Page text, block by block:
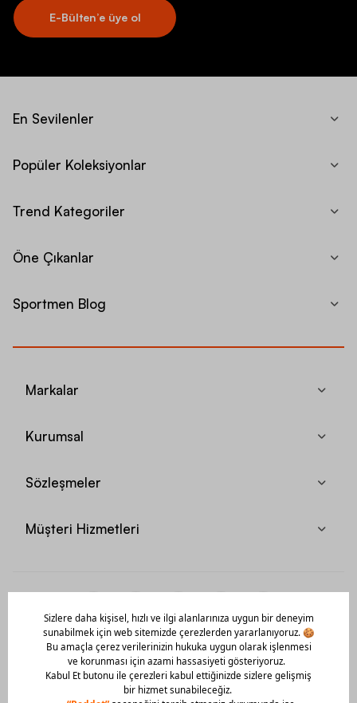
E-Bülten’e üye ol
En Sevilenler
Popüler Koleksiyonlar
Trend Kategoriler
Öne Çıkanlar
Sportmen Blog
Markalar
Kurumsal
Sözleşmeler
Müşteri Hizmetleri
Mobil Uygulamamızı Hemen İndir!